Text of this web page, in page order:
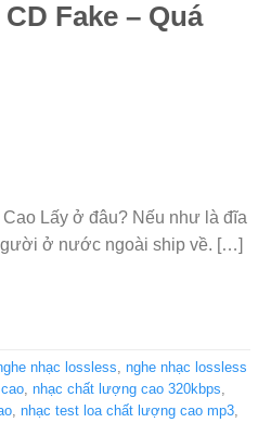
Fake – Quá
Lấy ở đâu? Nếu như là đĩa
ở nước ngoài ship về. […]
nhạc lossless, nghe nhạc lossless
, nhạc chất lượng cao 320kbps,
, nhạc test loa chất lượng cao mp3,